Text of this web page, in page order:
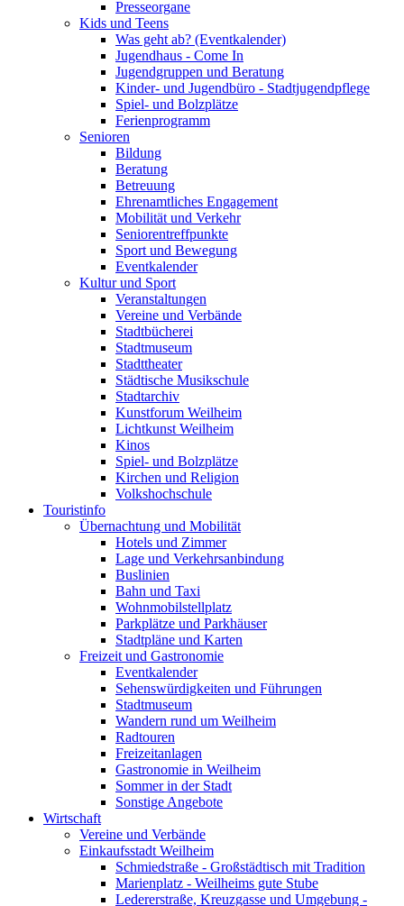
Presseorgane
Kids und Teens
Was geht ab? (Eventkalender)
Jugendhaus - Come In
Jugendgruppen und Beratung
Kinder- und Jugendbüro - Stadtjugendpflege
Spiel- und Bolzplätze
Ferienprogramm
Senioren
Bildung
Beratung
Betreuung
Ehrenamtliches Engagement
Mobilität und Verkehr
Seniorentreffpunkte
Sport und Bewegung
Eventkalender
Kultur und Sport
Veranstaltungen
Vereine und Verbände
Stadtbücherei
Stadtmuseum
Stadttheater
Städtische Musikschule
Stadtarchiv
Kunstforum Weilheim
Lichtkunst Weilheim
Kinos
Spiel- und Bolzplätze
Kirchen und Religion
Volkshochschule
Touristinfo
Übernachtung und Mobilität
Hotels und Zimmer
Lage und Verkehrsanbindung
Buslinien
Bahn und Taxi
Wohnmobilstellplatz
Parkplätze und Parkhäuser
Stadtpläne und Karten
Freizeit und Gastronomie
Eventkalender
Sehenswürdigkeiten und Führungen
Stadtmuseum
Wandern rund um Weilheim
Radtouren
Freizeitanlagen
Gastronomie in Weilheim
Sommer in der Stadt
Sonstige Angebote
Wirtschaft
Vereine und Verbände
Einkaufsstadt Weilheim
Schmiedstraße - Großstädtisch mit Tradition
Marienplatz - Weilheims gute Stube
Ledererstraße, Kreuzgasse und Umgebung -